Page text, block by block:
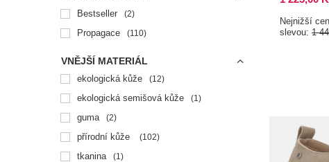
Bestseller 2
Propagace 110
VNĚJŠÍ MATERIÁL
ekologická kůže 12
ekologická semišová kůže 1
guma 2
přírodní kůže 102
tkanina 1
Nejnižší
slevou: 1